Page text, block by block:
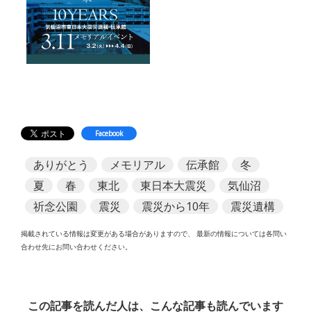
Facebook
ありがとう メモリアル 伝承館
冬
夏
春 東北 東日本大震災
気仙沼
祈念公園
震災 震災から10年 震災遺構
掲載されている情報は変更がある場合がありますので、
最新の情報については各問い
合わせ先にお問い合わせください。
この記事を読んだ人は、こんな記事も読んでいます